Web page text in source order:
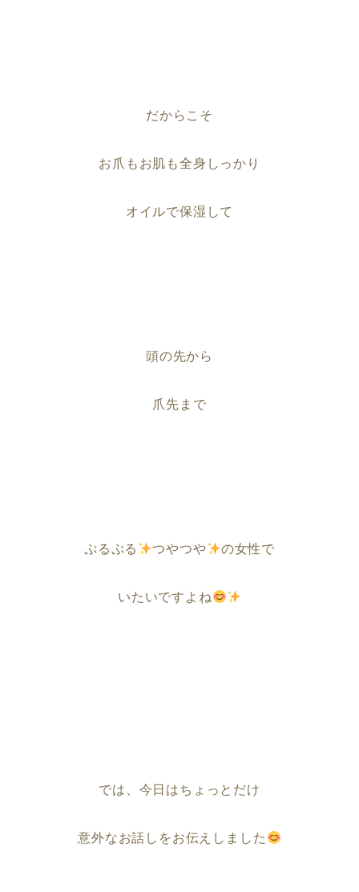
だからこそ
お爪もお肌も全身しっかり
オイルで保湿して
頭の先から
爪先まで
ぷるぷる つやつや の女性で
いたいですよね
では、今日はちょっとだけ
意外なお話しをお伝えしました